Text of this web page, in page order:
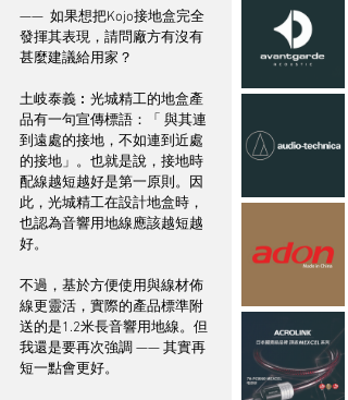
——  如果想把Kojo接地盒完全
發揮其表現，請問廠方有沒有
甚麼建議給用家？
土岐泰義︰光城精工的地盒產
品有一句宣傳標語：「 與其連
到遠處的接地，不如連到近處
的接地」。也就是說，接地時
配線越短越好是第一原則。因
此，光城精工在設計地盒時，
也認為音響用地線應該越短越
好。
不過，基於方便使用與線材佈
線更靈活，實際的產品標準附
送的是1.2米長音響用地線。但
我還是要再次強調 —— 其實再
短一點會更好。